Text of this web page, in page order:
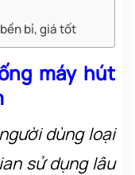
bỉ, giá tốt
máy hút
dùng loại
sử dụng lâu